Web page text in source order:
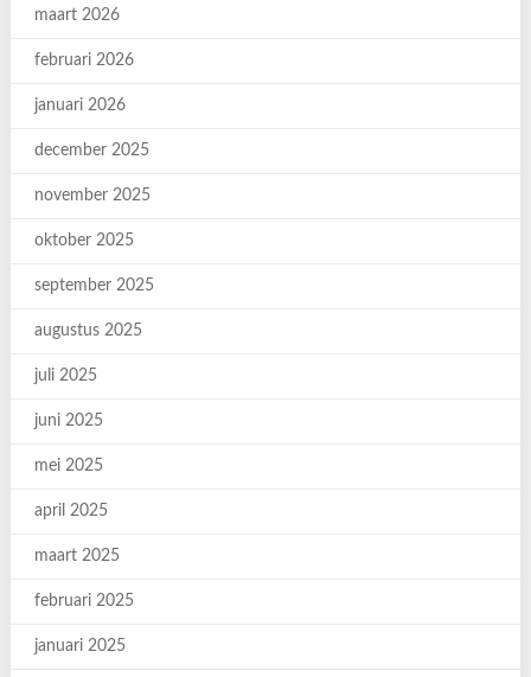
maart 2026
februari 2026
januari 2026
december 2025
november 2025
oktober 2025
september 2025
augustus 2025
juli 2025
juni 2025
mei 2025
april 2025
maart 2025
februari 2025
januari 2025